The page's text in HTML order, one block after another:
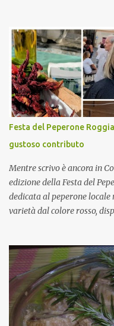
pranzo, racconta un po'!
Cuocapercaso : A dire il
nulla perché vado al
mie capi! CoCo : Pranzo
si, è un modo per riunirsi
naturalmente mangiando
CoCo : è naturale il cibo,
collante e anche nel lavoro
favorevole per molte belle
Si, concordo! …addirittura si
Festa del Peperone
gustoso contributo
Mentre scrivo è ancora in
edizione della Festa del
dedicata al peperone
varietà dal colore rosso,
(Pat) della Calabria. Un
fresco o essiccato in
Durante la prima serata
versatilità di questo
Gastronomico di piatti a